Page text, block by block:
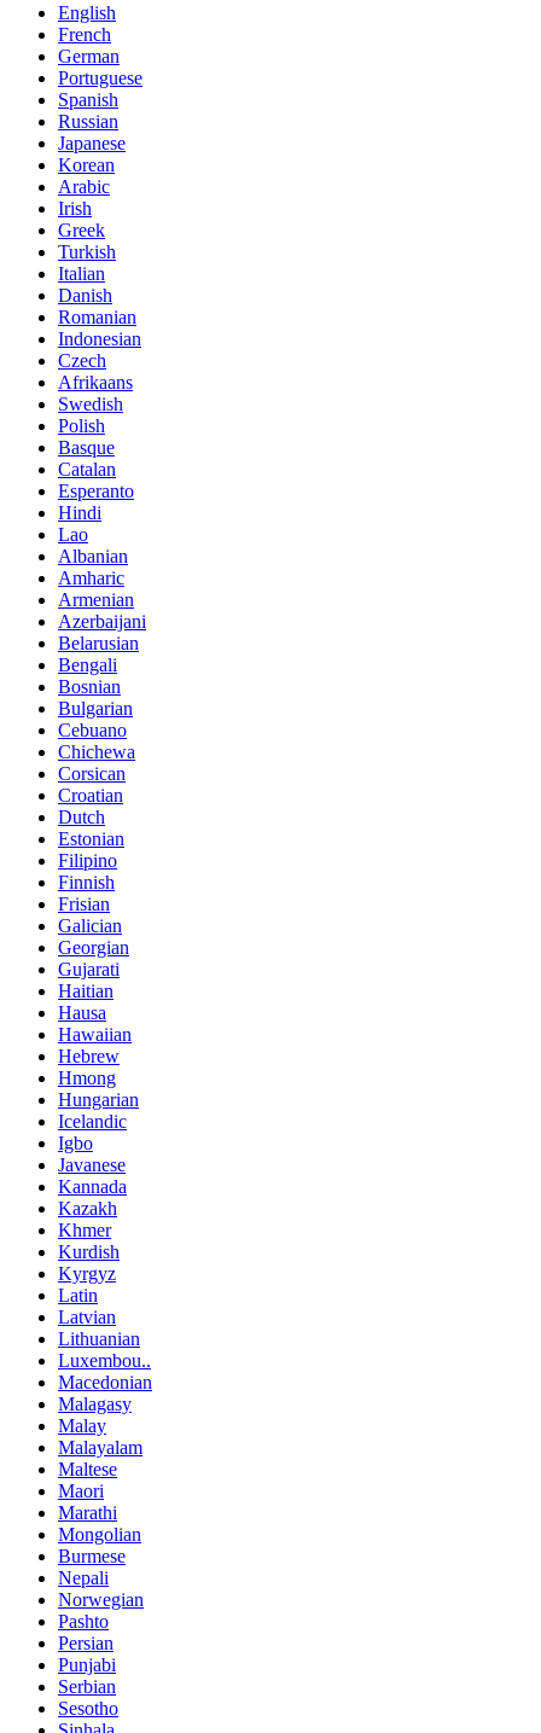
English
French
German
Portuguese
Spanish
Russian
Japanese
Korean
Arabic
Irish
Greek
Turkish
Italian
Danish
Romanian
Indonesian
Czech
Afrikaans
Swedish
Polish
Basque
Catalan
Esperanto
Hindi
Lao
Albanian
Amharic
Armenian
Azerbaijani
Belarusian
Bengali
Bosnian
Bulgarian
Cebuano
Chichewa
Corsican
Croatian
Dutch
Estonian
Filipino
Finnish
Frisian
Galician
Georgian
Gujarati
Haitian
Hausa
Hawaiian
Hebrew
Hmong
Hungarian
Icelandic
Igbo
Javanese
Kannada
Kazakh
Khmer
Kurdish
Kyrgyz
Latin
Latvian
Lithuanian
Luxembou..
Macedonian
Malagasy
Malay
Malayalam
Maltese
Maori
Marathi
Mongolian
Burmese
Nepali
Norwegian
Pashto
Persian
Punjabi
Serbian
Sesotho